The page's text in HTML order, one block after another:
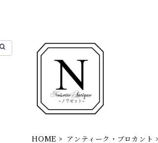
HOME アンティーク・ブロカント